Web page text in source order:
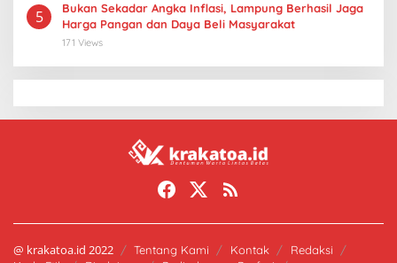
5
Bukan Sekadar Angka Inflasi, Lampung Berhasil Jaga
Harga Pangan dan Daya Beli Masyarakat
171 Views
@ krakatoa.id 2022 Tentang Kami Kontak
Redaksi